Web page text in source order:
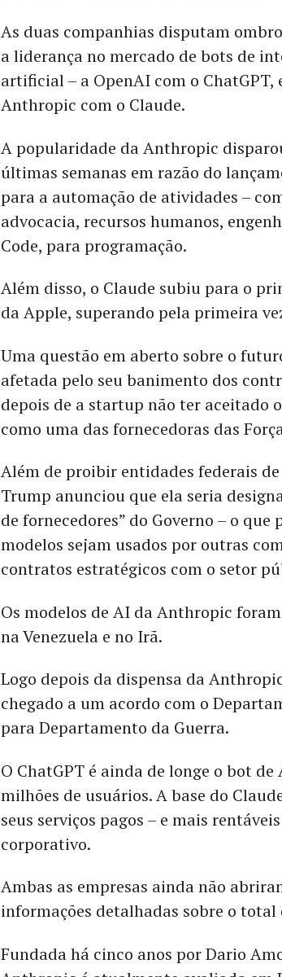
As duas companhias disputam
a liderança no mercado de bots de
artificial – a OpenAI com o ChatGPT,
Anthropic com o Claude.
A popularidade da Anthropic
últimas semanas em razão do
para a automação de atividades –
advocacia, recursos humanos,
Code, para programação.
Além disso, o Claude subiu para o
da Apple, superando pela primeira
Uma questão em aberto sobre o
afetada pelo seu banimento dos
depois de a startup não ter aceitado
como uma das fornecedoras das
Além de proibir entidades federais
Trump anunciou que ela seria
de fornecedores” do Governo – o
modelos sejam usados por outras
contratos estratégicos com o setor
Os modelos de AI da Anthropic
na Venezuela e no Irã.
Logo depois da dispensa da
chegado a um acordo com o
para Departamento da Guerra.
O ChatGPT é ainda de longe o bot
milhões de usuários. A base do
seus serviços pagos – e mais
corporativo.
Ambas as empresas ainda não
informações detalhadas sobre o total
Fundada há cinco anos por Dario